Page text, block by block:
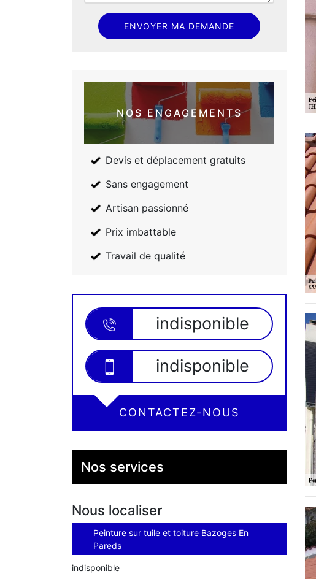
NOS ENGAGEMENTS
Devis et déplacement gratuits
Sans engagement
Artisan passionné
Prix imbattable
Travail de qualité
indisponible
indisponible
CONTACTEZ-NOUS
Nos services
Nous localiser
Peinture sur tuile et toiture Bazoges En
Pareds
indisponible